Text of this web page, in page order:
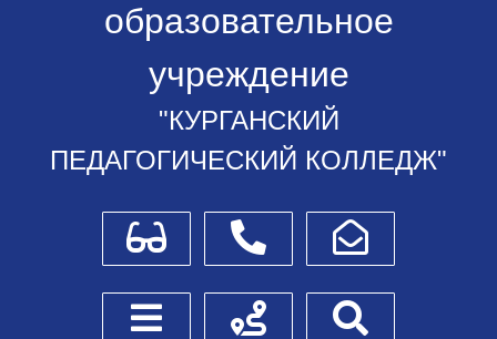
образовательное
учреждение
"КУРГАНСКИЙ
ПЕДАГОГИЧЕСКИЙ КОЛЛЕДЖ"
Для слабовидящихТелефоныНаписать обращение
Боковое менюСхема проезда